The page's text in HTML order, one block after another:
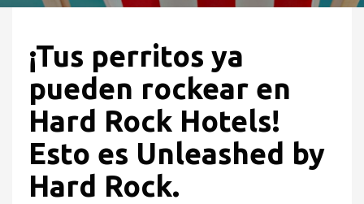
¡Tus perritos ya
pueden rockear en
Hard Rock Hotels!
Esto es Unleashed by
Hard Rock.